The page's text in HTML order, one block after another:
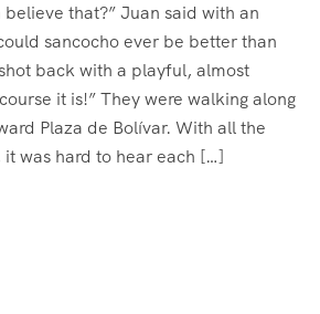
believe that?” Juan said with an
sancocho ever be better than
back with a playful, almost
it is!” They were walking along
Plaza de Bolívar. With all the
was hard to hear each […]